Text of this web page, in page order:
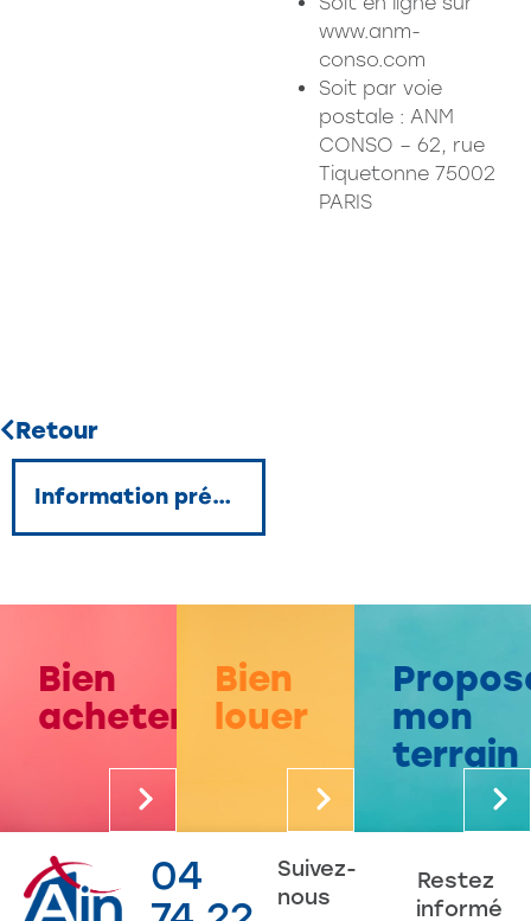
www.anm-
conso.com
Soit par voie
postale : ANM
CONSO – 62, rue
Tiquetonne 75002
PARIS
Retour
Information précédente
Bien
acheter
Bien
louer
mon
terrain
04
Suivez-
nous
Restez
informé